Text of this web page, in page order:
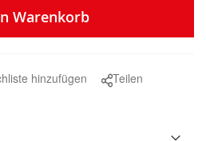
Warenkorb
hinzufügen Teilen